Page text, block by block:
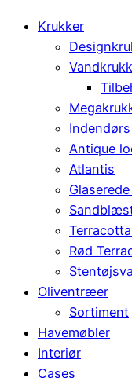
Krukker
Antique
Atlantis
Rød
Oliventræer
Sortiment
Havemøbler
Interiør
Cases